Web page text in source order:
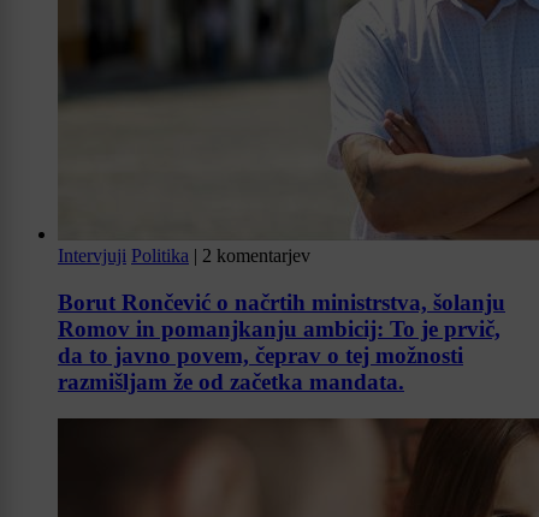
Intervjuji Politika | 2 komentarjev
Borut Rončević o načrtih ministrstva, šolanju
Romov in pomanjkanju ambicij: To je prvič,
da to javno povem, čeprav o tej možnosti
razmišljam že od začetka mandata.